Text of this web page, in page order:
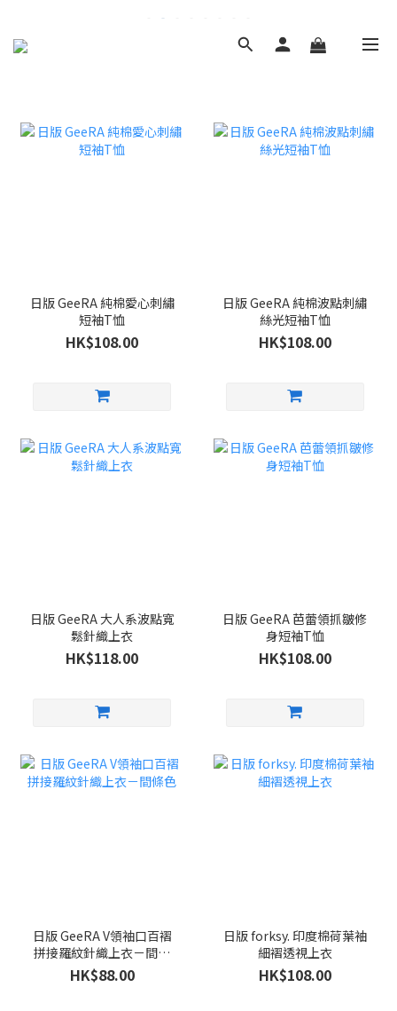
日版 GeeRA 純棉愛心刺繡
短袖T恤
HK$108.00
日版 GeeRA 純棉波點刺繡
絲光短袖T恤
HK$108.00
日版 GeeRA 大人系波點寬
鬆針織上衣
HK$118.00
日版 GeeRA 芭蕾領抓皺修
身短袖T恤
HK$108.00
日版 GeeRA V領袖口百褶
拼接羅紋針織上衣－間條
色
HK$88.00
日版 forksy. 印度棉荷葉袖
細褶透視上衣
HK$108.00